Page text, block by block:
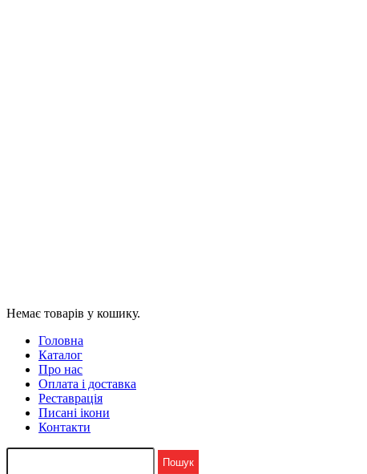
Немає товарів у кошику.
Головна
Каталог
Про нас
Оплата і доставка
Реставрація
Писані ікони
Контакти